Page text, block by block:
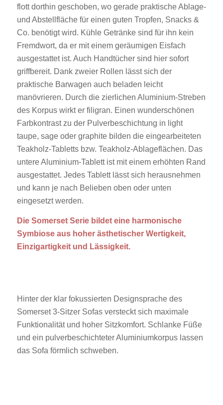
flott dorthin geschoben, wo gerade praktische Ablage-
und Abstellfläche für einen guten Tropfen, Snacks &
Co. benötigt wird. Kühle Getränke sind für ihn kein
Fremdwort, da er mit einem geräumigen Eisfach
ausgestattet ist. Auch Handtücher sind hier sofort
griffbereit. Dank zweier Rollen lässt sich der
praktische Barwagen auch beladen leicht
manövrieren. Durch die zierlichen Aluminium-Streben
des Korpus wirkt er filigran. Einen wunderschönen
Farbkontrast zu der Pulverbeschichtung in light
taupe, sage oder graphite bilden die eingearbeiteten
Teakholz-Tabletts bzw. Teakholz-Ablageflächen. Das
untere Aluminium-Tablett ist mit einem erhöhten Rand
ausgestattet. Jedes Tablett lässt sich herausnehmen
und kann je nach Belieben oben oder unten
eingesetzt werden.
Die Somerset Serie bildet eine harmonische
Symbiose aus hoher ästhetischer Wertigkeit,
Einzigartigkeit und Lässigkeit.
Hinter der klar fokussierten Designsprache des
Somerset 3-Sitzer Sofas versteckt sich maximale
Funktionalität und hoher Sitzkomfort. Schlanke Füße
und ein pulverbeschichteter Aluminiumkorpus lassen
das Sofa förmlich schweben.